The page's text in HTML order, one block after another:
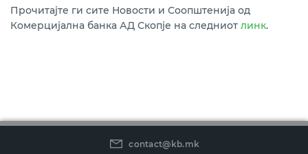
Прочитајте ги сите Новости и Соопштенија од
Комерцијална банка АД Скопје на следниот линк.
contact@kb.mk